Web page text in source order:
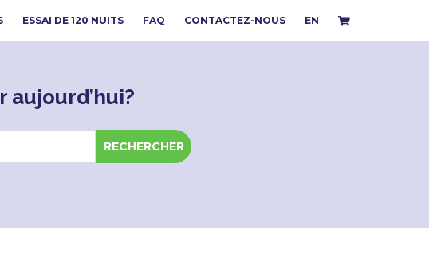
ESSAI DE 120 NUITS FAQ CONTACTEZ-NOUS EN
RECHERCHER